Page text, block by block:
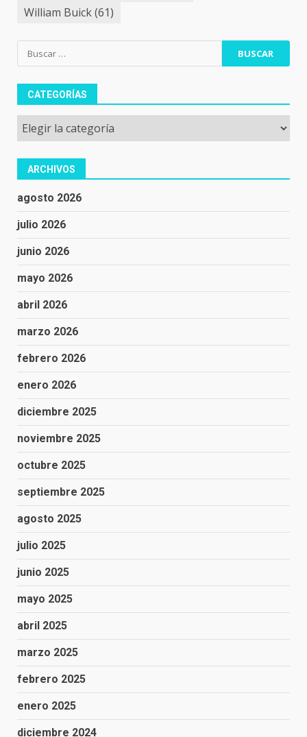
William Buick(61)
Buscar:
CATEGORÍAS
Categorías
ARCHIVOS
agosto 2026
julio 2026
junio 2026
mayo 2026
abril 2026
marzo 2026
febrero 2026
enero 2026
diciembre 2025
noviembre 2025
octubre 2025
septiembre 2025
agosto 2025
julio 2025
junio 2025
mayo 2025
abril 2025
marzo 2025
febrero 2025
enero 2025
diciembre 2024